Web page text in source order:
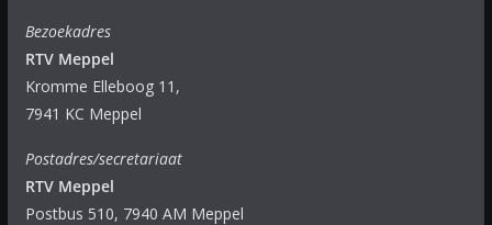
Bezoekadres
RTV Meppel
Kromme Elleboog 11,
7941 KC Meppel
Postadres/secretariaat
RTV Meppel
Postbus 510, 7940 AM Meppel